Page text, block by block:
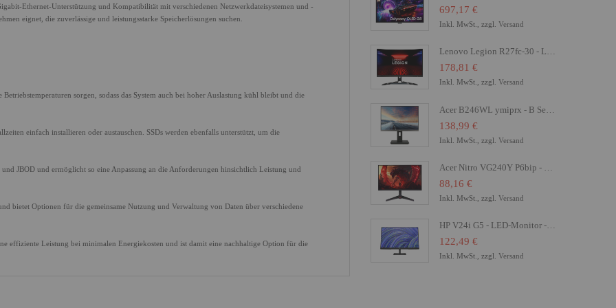
Ethernet-Unterstützung und Kompatibilität mit verschiedenen Netzwerkdateisystemen und -
eignet, die zuverlässige und leistungsstarke Speicherlösungen suchen.
sorgen, sodass das System auch bei hoher Auslastung kühl bleibt und die
einfach installieren oder austauschen. SSDs werden ebenfalls unterstützt, um die
JBOD und ermöglicht so eine Anpassung an die Anforderungen hinsichtlich Leistung und
bietet Optionen für die gemeinsame Nutzung und Verwaltung von Daten über verschiedene
effiziente Leistung bei minimalen Energiekosten und ist damit eine nachhaltige Option für die
697,17 €
Inkl. MwSt., zzgl. Versand
Lenovo Legion R27fc-30 - LED-Monitor - Gaming - gebogen - 68.6 cm (27")
178,81 €
Inkl. MwSt., zzgl. Versand
138,99 €
Inkl. MwSt., zzgl. Versand
88,16 €
Inkl. MwSt., zzgl. Versand
HP V24i G5 - LED-Monitor - 61 cm (24") (23.8" sichtbar) - 1920 x 1080 Full HD (1080p)
122,49 €
Inkl. MwSt., zzgl. Versand